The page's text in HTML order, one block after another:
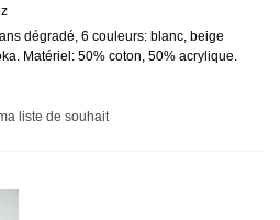
dégradé, 6 couleurs: blanc, beige
Matériel: 50% coton, 50% acrylique.
liste de souhait